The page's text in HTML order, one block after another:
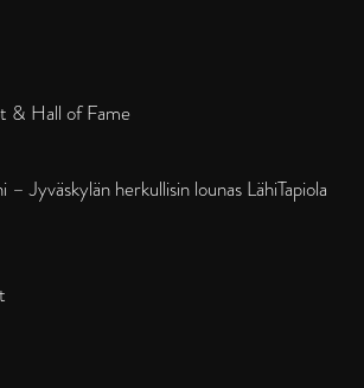
& Hall of Fame
Jyväskylän herkullisin lounas LähiTapiola